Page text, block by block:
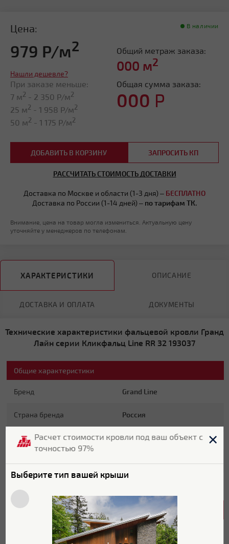
Цена:
979 Р/м2
Нашли дешевле?
При заказе меньше:
7 м2 - 2 350 Р/м2
25 м2 - 1 958 Р/м2
50 м2 - 1 175 Р/м2
В наличии
Общий метраж заказа:
000 м2
Общая сумма заказа:
000 Р
ДОБАВИТЬ В КОРЗИНУ ЗАПРОСИТЬ КП
РАССЧИТАТЬ СТОИМОСТЬ ДОСТАВКИ
Доставка по Москве и области (1-3 дня) – БЕСПЛАТНО
Доставка по России (1-14 дней) – по тарифам ТК.
Внимание, цена на товар могла измениться. Актуальную цену
уточняйте у менеджеров по телефонам.
ХАРАКТЕРИСТИКИ ОПИСАНИЕ
ДОСТАВКА И ОПЛАТА ДОКУМЕНТЫ
Технические характеристики фальцевой кровли Гранд
Лайн серии Кликфальц Line RR 32 193037
Общие характеристики
Бренд Grand Line
Страна бренда Россия
Страна производитель Россия
Характеристики поверхности
Rooftop Matte
Расчет стоимости кровли под ваш объект с
точностью 97%
Выберите тип вашей крыши